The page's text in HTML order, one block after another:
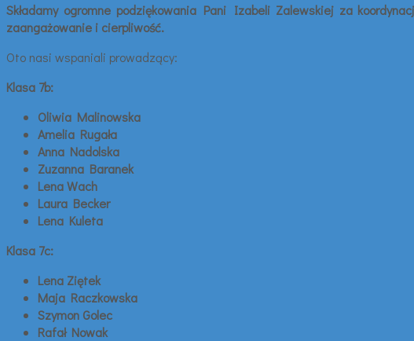
Składamy ogromne podziękowania Pani Izabeli Zalewskiej za
zaangażowanie i cierpliwość.
Oto nasi wspaniali prowadzący:
Klasa 7b:
Oliwia Malinowska
Amelia Rugała
Anna Nadolska
Zuzanna Baranek
Lena Wach
Laura Becker
Lena Kuleta
Klasa 7c:
Lena Ziętek
Maja Raczkowska
Szymon Golec
Rafał Nowak